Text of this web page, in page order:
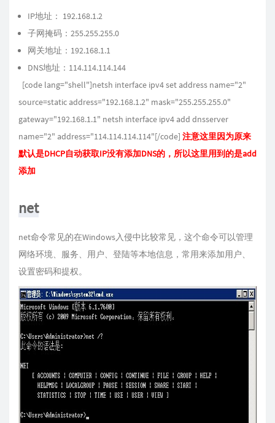
IP地址： 192.168.1.2
子网掩码：255.255.255.0
网关地址：192.168.1.1
DNS地址：114.114.114.144
[code lang="shell"]netsh interface ipv4 set address name="2"
source=static address="192.168.1.2" mask="255.255.255.0"
gateway="192.168.1.1" netsh interface ipv4 add dnsserver
name="2" address="114.114.114.114"[/code] 注意这里因为原来
默认是DHCP自动获取IP没有添加DNS的，所以这里用到的是add
添加
net
net命令常见的在Windows入侵中比较常见，这个命令可以管理
网络环境、服务、用户、登陆等本地信息，常用来添加用户、
设置密码和提权。